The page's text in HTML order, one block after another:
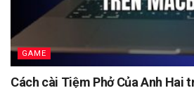
GAME
Cách cài Tiệm Phở Của Anh Hai